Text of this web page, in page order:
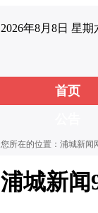
2026年8月8日 星期
首页
您所在的位置： 浦城新闻
浦城新闻